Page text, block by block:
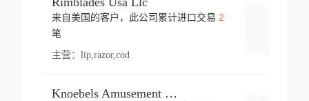
来自美国的客户，此公司累计进口交易 2
笔
主营： lip,razor,cod
Knoebels Amusement Resort